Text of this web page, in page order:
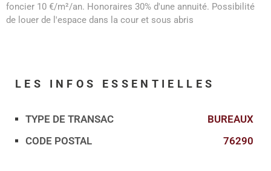
foncier 10 €/m²/an. Honoraires 30% d'une annuité. Possibilité
de louer de l'espace dans la cour et sous abris
LES INFOS ESSENTIELLES
Caractérisque Valeurs
TYPE DE TRANSAC
BUREAUX
CODE POSTAL
76290